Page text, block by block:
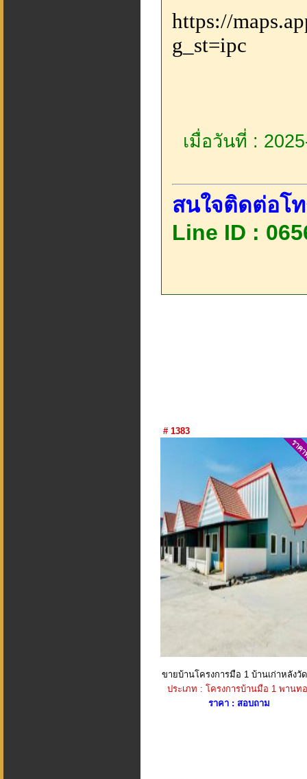
https://
g_st=ipc
เมื่อวันที่ :
สนใจติดต่อโ
Line ID :
# 1383
ขายบ้านโครงการมือ 1 บ้านเก่าหลังวั
ประเภท : โครงการบ้านมือ 1 พานท
ราคา : สอบถาม